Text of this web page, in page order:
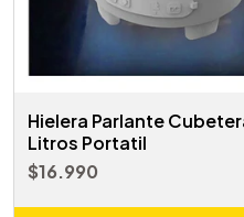
Hielera Parlante
Litros Portatil
$16.990